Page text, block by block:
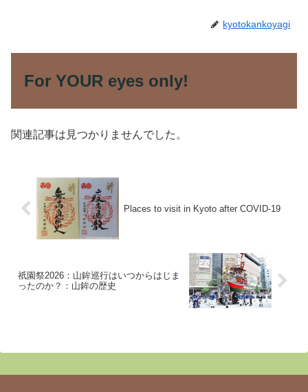
kyotokankoyagi
For YOUR eyes only!
関連記事は見つかりませんでした。
Places to visit in Kyoto after COVID-19
祇園祭2026：山鉾巡行はいつからはじま
ったのか？：山鉾の歴史